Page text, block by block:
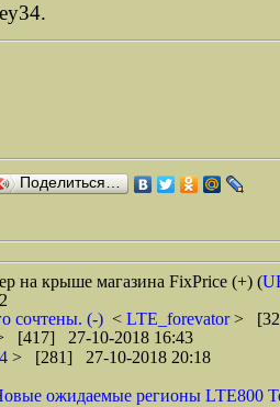
Поделиться…
на крыше магазина FixPrice (+) (
сочтены. (-) < LTE_forevator>
[417] 27-10-2018 16:43
> [281] 27-10-2018 20:18
ожидаемые регионы LTE800